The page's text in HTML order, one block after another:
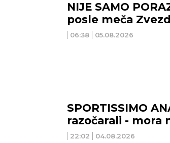
06:38 05.08.2026
NIJE SAMO
posle meča
22:02 04.08.2026
SPORTISSIMO
razočarali - mora